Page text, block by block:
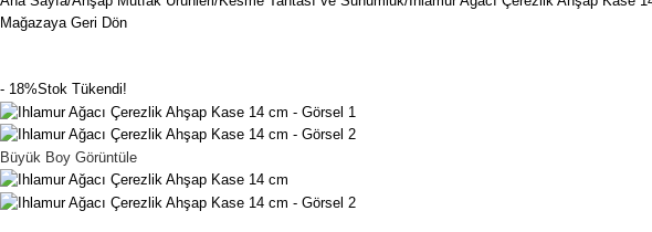
Mağazaya Geri Dön
- 18%Stok Tükendi!
Büyük Boy Görüntüle